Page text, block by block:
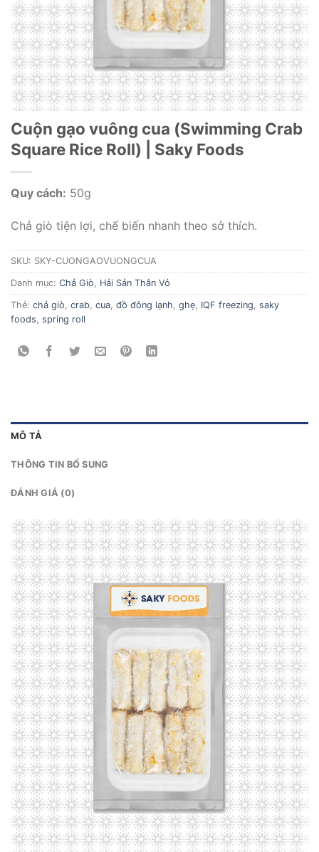
Cuộn gạo vuông cua (Swimming Crab
Square Rice Roll) | Saky Foods
Quy cách: 50g
Chả giò tiện lợi, chế biến nhanh theo sở thích.
SKU: SKY-CUONGAOVUONGCUA
Danh mục: Chả Giò Hải Sản Thân Vỏ
Thẻ: chả giò crab cua đồ đông lạnh ghẹ IQF freezing saky
foods spring roll
MÔ TẢ
THÔNG TIN BỔ SUNG
ĐÁNH GIÁ (0)